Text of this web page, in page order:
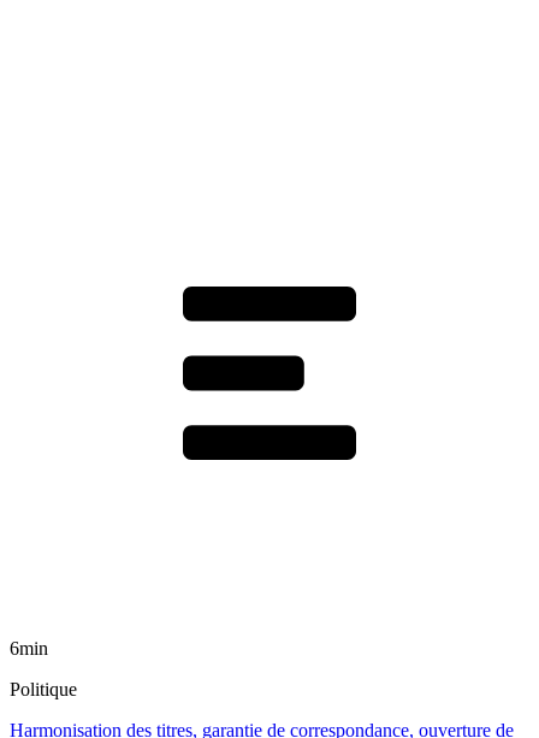
6min
Politique
Harmonisation des titres, garantie de correspondance, ouverture de